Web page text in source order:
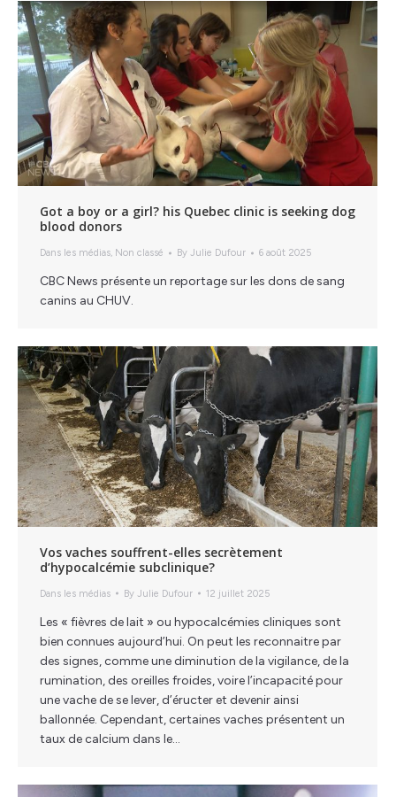
Got a boy or a girl? his Quebec clinic is seeking dog
blood donors
Dans les médias, Non classé By Julie Dufour 6 août 2025
CBC News présente un reportage sur les dons de sang
canins au CHUV.
Vos vaches souffrent-elles secrètement
d’hypocalcémie subclinique?
Dans les médias By Julie Dufour 12 juillet 2025
Les « fièvres de lait » ou hypocalcémies cliniques sont
bien connues aujourd’hui. On peut les reconnaitre par
des signes, comme une diminution de la vigilance, de la
rumination, des oreilles froides, voire l’incapacité pour
une vache de se lever, d’éructer et devenir ainsi
ballonnée. Cependant, certaines vaches présentent un
taux de calcium dans le…